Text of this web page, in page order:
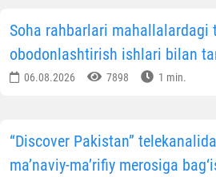
Soha rahbarlari mahallalardagi
obodonlashtirish ishlari bilan
06.08.2026 7898 1 min.
“Discover Pakistan”
ma’naviy-ma’rifiy merosiga